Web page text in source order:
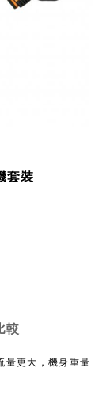
套裝
較
量更大，機身重量